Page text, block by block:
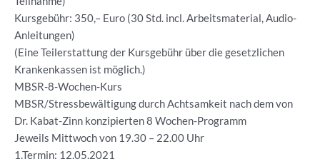
Kursgebühr: 350,– Euro (30 Std. incl. Arbeitsmaterial, Audio-
Anleitungen)
(Eine Teilerstattung der Kursgebühr über die gesetzlichen
Krankenkassen ist möglich.)
MBSR-8-Wochen-Kurs
MBSR/Stressbewältigung durch Achtsamkeit nach dem von
Dr. Kabat-Zinn konzipierten 8 Wochen-Programm
Jeweils Mittwoch von 19.30 – 22.00 Uhr
1.Termin: 12.05.2021